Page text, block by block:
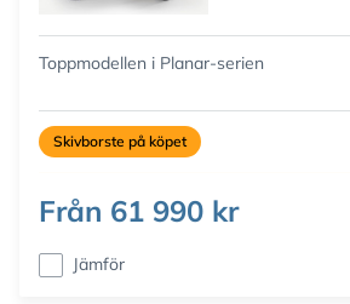
Toppmodellen i Planar-serien
Skivborste på köpet
Från 61 990 kr
Jämför